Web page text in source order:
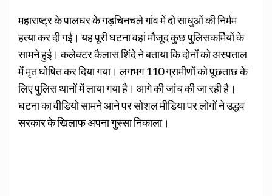
महाराष्ट्र के पालघर के गड़चिनचले गांव में दो साधुओं की निर्मम
हत्‍या कर दी गई। यह पूरी घटना वहां मौजूद कुछ पुलिसकर्मियों के
सामने हुई। कलेक्टर कैलास शिंदे ने बताया कि दोनों को अस्पताल
में मृत घोषित कर दिया गया। लगभग 110 ग्रामीणों को पूछताछ के
लिए पुलिस थानों में लाया गया है। आगे की जांच की जा रही है।
घटना का वीडियो सामने आने पर सोशल मीडिया पर लोगों ने उद्धव
सरकार के खिलाफ अपना गुस्सा निकाला।